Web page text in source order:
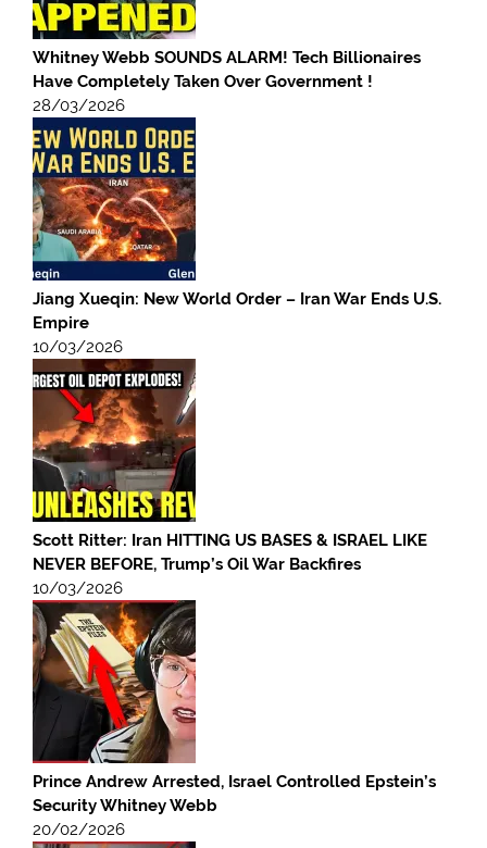
Whitney Webb SOUNDS ALARM! Tech Billionaires
Have Completely Taken Over Government !
28/03/2026
Jiang Xueqin: New World Order – Iran War Ends U.S.
Empire
10/03/2026
Scott Ritter: Iran HITTING US BASES & ISRAEL LIKE
NEVER BEFORE, Trump’s Oil War Backfires
10/03/2026
Prince Andrew Arrested, Israel Controlled Epstein’s
Security Whitney Webb
20/02/2026